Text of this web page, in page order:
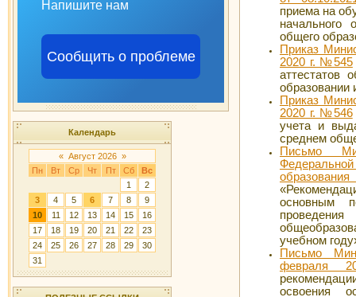
Напишите нам
Сообщить о проблеме
Календарь
« Август 2026 »
Пн
Вт Ср Чт Пт Сб
Вс
1
2
3
4 5 6 7 8
9
10
11 12 13 14 15
16
17
18 19 20 21 22
23
24
25 26 27 28 29
30
31
приема на
начального
общего
Приказ
2020 г. №545
образовании
Приказ
2020 г. №546
учета и
среднем
Письмо
основным
учебном
Письмо
февраля
освоения